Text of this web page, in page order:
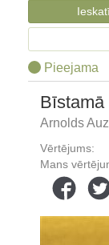
Pieejama
Arnolds
Vērtējums:
Mans